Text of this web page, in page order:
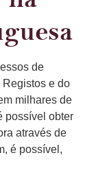
de
e do
milhares de
possível obter
através de
é possível,